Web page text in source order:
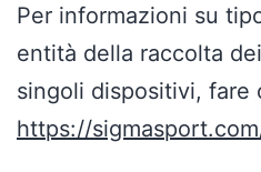
Per informazioni su
entità della raccolta
singoli dispositivi, fare
https://